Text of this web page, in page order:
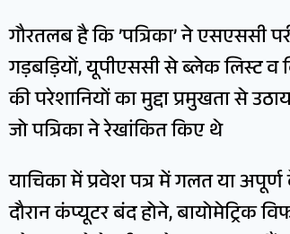
गौरतलब है कि ’पत्रिका’ ने एसएससी
गड़बड़ियों, यूपीएससी से ब्लेक लिस्ट व
की परेशानियों का मुद्दा प्रमुखता से
जो पत्रिका ने रेखांकित किए थे
याचिका में प्रवेश पत्र में गलत या
दौरान कंप्यूटर बंद होने, बायोमेट्रिक